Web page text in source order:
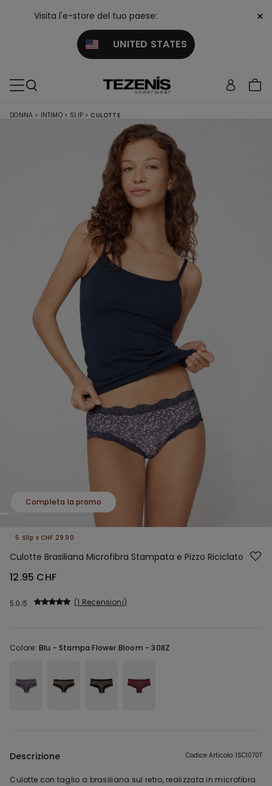
Visita l'e-store del tuo paese:
UNITED STATES
×
DONNA > INTIMO > SLIP > CULOTTE
Completa la promo
5 Slip x CHF 29.90
Culotte Brasiliana Microfibra Stampata e Pizzo Riciclato
12.95 CHF
5.0 1 Recensioni
Colore: Blu -Stampa Flower Bloom - 308Z
Descrizione Codice Articolo: 1SC1070T
Culotte con taglio a brasiliana sul retro, realizzata in microfibra